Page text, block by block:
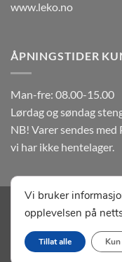
www.leko.no
ÅPNINGSTIDER
Man-fre: 08.00-15.00
Lørdag og søndag
NB! Varer sendes med
vi har ikke hentelager.
Visa
OM
Vi bruker
opplevelsen på
Tillat alle